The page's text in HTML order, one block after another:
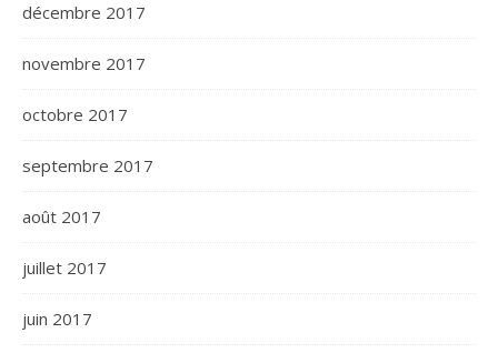
décembre 2017
novembre 2017
octobre 2017
septembre 2017
août 2017
juillet 2017
juin 2017